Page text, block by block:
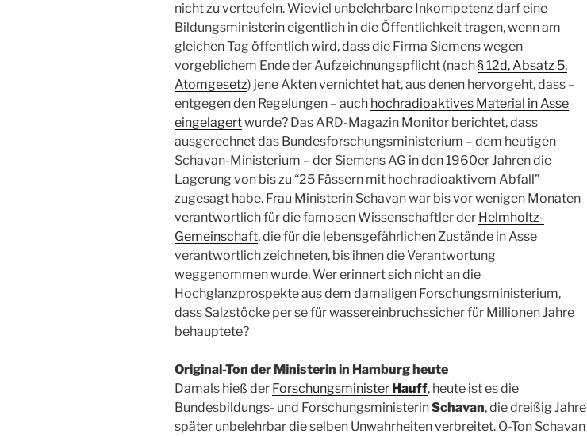
nicht zu verteufeln. Wieviel unbelehrbare Inkompetenz darf eine
Bildungsministerin eigentlich in die Öffentlichkeit tragen, wenn am
gleichen Tag öffentlich wird, dass die Firma Siemens wegen
vorgeblichem Ende der Aufzeichnungspflicht (nach§12d, Absatz 5,
Atomgesetz) jene Aktenvernichtet hat, aus denen hervorgeht, dass –
entgegen den Regelungen – auch hochradioaktives Material in Asse
eingelagertwurde? Das ARD-Magazin Monitor berichtet, dass
ausgerechnet das Bundesforschungsministerium – dem heutigen
Schavan-Ministerium – der Siemens AG in den 1960er Jahren die
Lagerung von bis zu “25 Fässern mit hochradioaktivem Abfall”
zugesagt habe. Frau Ministerin Schavan war bis vor wenigen Monaten
verantwortlich für die famosen Wissenschaftler der Helmholtz-
Gemeinschaft, die für die lebensgefährlichen Zustände in Asse
verantwortlich zeichneten, bis ihnen die Verantwortung
weggenommen wurde. Wer erinnert sich nicht an die
Hochglanzprospekte aus dem damaligen Forschungsministerium,
dass Salzstöcke per se für wassereinbruchssicher für Millionen Jahre
behauptete?
Original-Ton der Ministerin in Hamburg heute
Damals hieß der Forschungsminister Hauff, heute ist es die
Bundesbildungs- und ForschungsministerinSchavan, die dreißig Jahre
später unbelehrbar die selben Unwahrheiten verbreitet. O-Ton Schavan